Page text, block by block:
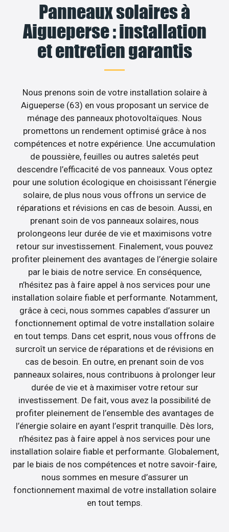
Panneaux solaires à
Aigueperse : installation
et entretien garantis
Nous prenons soin de votre installation solaire à
Aigueperse (63) en vous proposant un service de
ménage des panneaux photovoltaïques. Nous
promettons un rendement optimisé grâce à nos
compétences et notre expérience. Une accumulation
de poussière, feuilles ou autres saletés peut
descendre l’efficacité de vos panneaux. Vous optez
pour une solution écologique en choisissant l’énergie
solaire, de plus nous vous offrons un service de
réparations et révisions en cas de besoin. Aussi, en
prenant soin de vos panneaux solaires, nous
prolongeons leur durée de vie et maximisons votre
retour sur investissement. Finalement, vous pouvez
profiter pleinement des avantages de l’énergie solaire
par le biais de notre service. En conséquence,
n’hésitez pas à faire appel à nos services pour une
installation solaire fiable et performante. Notamment,
grâce à ceci, nous sommes capables d’assurer un
fonctionnement optimal de votre installation solaire
en tout temps. Dans cet esprit, nous vous offrons de
surcroît un service de réparations et de révisions en
cas de besoin. En outre, en prenant soin de vos
panneaux solaires, nous contribuons à prolonger leur
durée de vie et à maximiser votre retour sur
investissement. De fait, vous avez la possibilité de
profiter pleinement de l’ensemble des avantages de
l’énergie solaire en ayant l’esprit tranquille. Dès lors,
n’hésitez pas à faire appel à nos services pour une
installation solaire fiable et performante. Globalement,
par le biais de nos compétences et notre savoir-faire,
nous sommes en mesure d’assurer un
fonctionnement maximal de votre installation solaire
en tout temps.